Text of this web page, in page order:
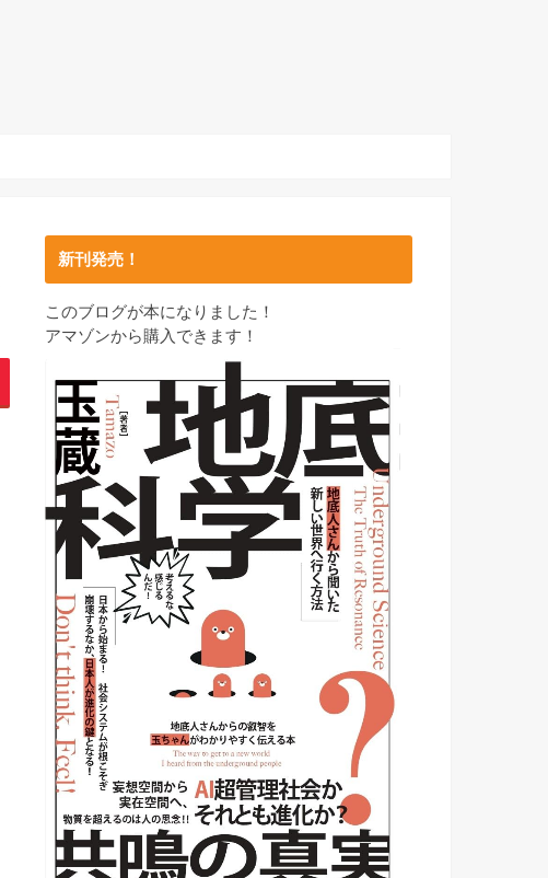
新刊発売！
このブログが本になりました！
アマゾンから購入できます！